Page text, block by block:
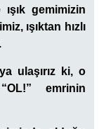
gemimizin
ışıktan hızlı
ulaşırız ki, o
emrinin